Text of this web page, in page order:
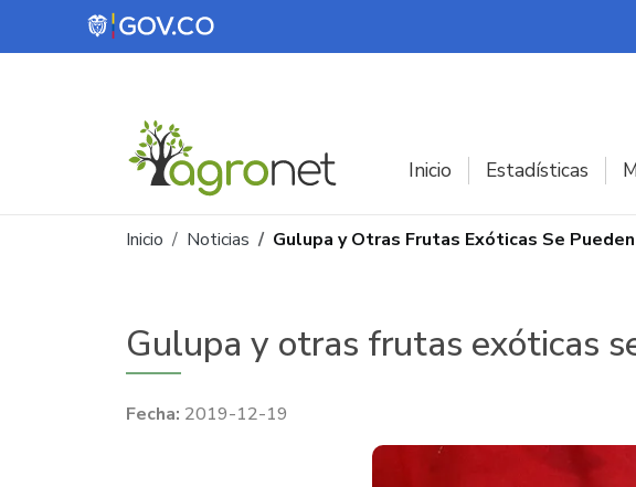
Pasar al contenido principal
Inicio Estadísticas
Ruta de navegación
Inicio Noticias Gulupa y Otras Frutas Exóticas Se
Gulupa y otras frutas exóticas
2019-12-19